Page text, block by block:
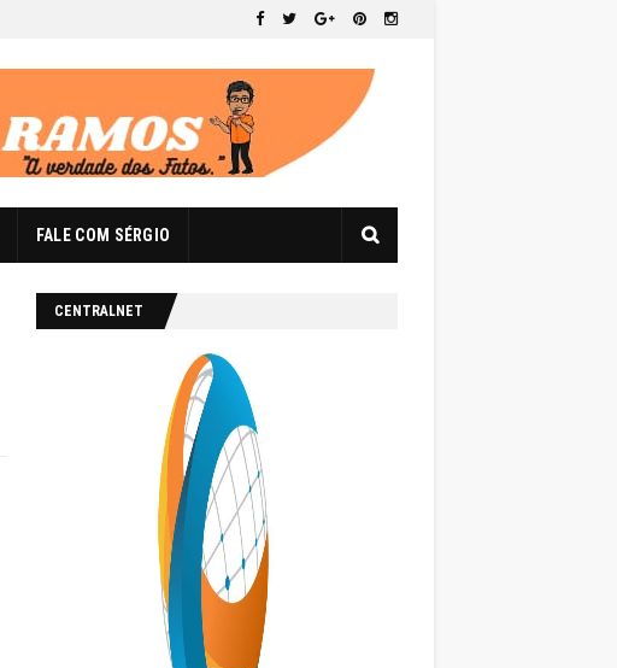
FALE COM SÉRGIO
CENTRALNET